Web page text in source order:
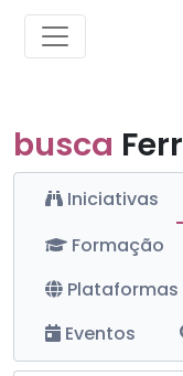
busca
Iniciativas
Formação
Plataformas
Eventos